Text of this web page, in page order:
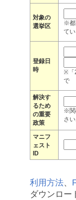
対象の
選挙区
※都
て
登録日
時
※「
で
解決す
るため
の重要
政策
※関
さい
マニフ
ェスト
ID
利用方法、
ダウンロー